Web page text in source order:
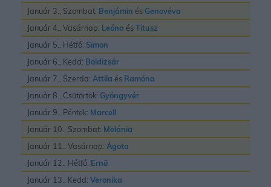
Január 3., Szombat: Benjámin és Genovéva
Január 4., Vasárnap: Leóna ésTitusz
Január 5., Hétfő: Simon
Január 6., Kedd: Boldizsár
Január 7., Szerda: Attila és Ramóna
Január 8., Csütörtök: Gyöngyvér
Január 9., Péntek: Marcell
Január 10., Szombat: Melánia
Január 11., Vasárnap: Ágota
Január 12., Hétfő: Ernõ
Január 13., Kedd: Veronika